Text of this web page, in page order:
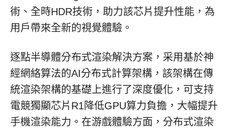
術、全時HDR技術，助力該芯片提升性能，為
用戶帶來全新的視覺體驗。
逐點半導體分布式渲染解決方案，采用基於神
經網絡算法的AI分布式計算架構，該架構在傳
統渲染架構的基礎上進行了深度優化，可支持
電競獨顯芯片R1降低GPU算力負擔，大幅提升
手機渲染能力。在游戲體驗方面，分布式渲染